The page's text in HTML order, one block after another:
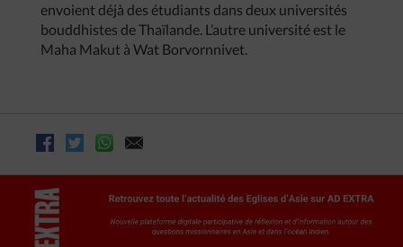
envoient déjà des étudiants dans deux universités
bouddhistes de Thaïlande. L’autre université est le
Maha Makut à Wat Borvornnivet.